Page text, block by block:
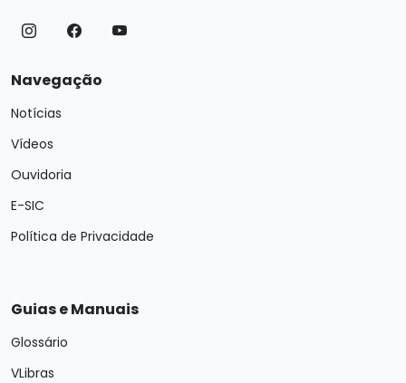
Navegação
Notícias
Vídeos
Ouvidoria
E-SIC
Política de Privacidade
Guias e Manuais
Glossário
VLibras